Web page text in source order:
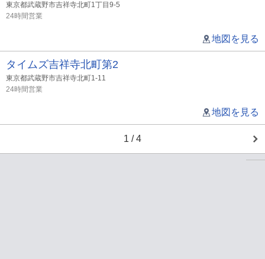
東京都武蔵野市吉祥寺北町1丁目9-5
24時間営業
地図を見る
タイムズ吉祥寺北町第2
東京都武蔵野市吉祥寺北町1-11
24時間営業
地図を見る
1 / 4